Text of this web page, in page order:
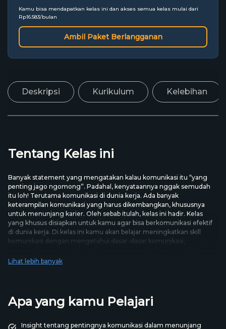
Kamu bisa mendapatkan kelas ini dan akses semua kelas mulai dari
Rp16.583/bulan
Ambil Paket Berlangganan
Deskripsi Kurikulum Kelebihan
Tentang Kelas ini
Banyak statement yang mengatakan kalau komunikasi itu “yang
penting jago ngomong”. Padahal, kenyataannya nggak semudah
itu loh! Terutama komunikasi di dunia kerja. Ada banyak
keterampilan komunikasi yang harus dikembangkan, khususnya
untuk menunjang karier. Oleh sebab itulah, kelas ini hadir. Kelas
yang khusus disiapkan untuk kamu agar bisa berkomunikasi efektif
di dunia kerja. Di kelas ini kamu akan belajar meningkatkan skill
komunikasi dengan mengetahui dasar-dasar komunikasi,
skill, teknik negosiasi, strategi persuasif, hingga presentasi efektif.
Lihat lebih banyak
Apa yang kamu Pelajari
Insight tentang pentingnya komunikasi dalam menunjang